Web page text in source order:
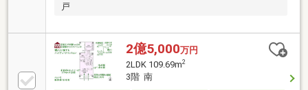
戸
2億5,000万円
2LDK 109.69m2
3階 南